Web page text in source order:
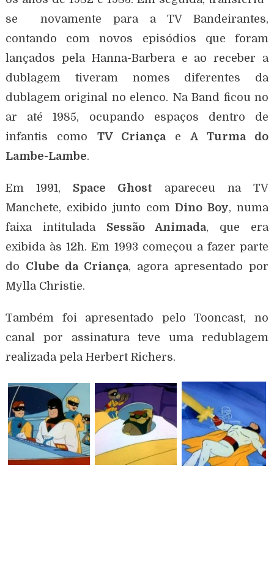
se novamente para a TV Bandeirantes,
contando com novos episódios que foram
lançados pela Hanna-Barbera e ao receber a
dublagem tiveram nomes diferentes da
dublagem original no elenco. Na Band ficou no
ar até 1985, ocupando espaços dentro de
infantis como TV CriançaeA Turma do
Lambe-Lambe.
Em 1991, Space Ghost apareceu na TV
Manchete, exibido junto comDino Boy, numa
faixa intitulada Sessão Animada, que era
exibida às 12h. Em 1993 começou a fazer parte
do Clube da Criança, agora apresentado por
Mylla Christie.
Também foi apresentado pelo Tooncast, no
canal por assinatura teve uma redublagem
realizada pela Herbert Richers.